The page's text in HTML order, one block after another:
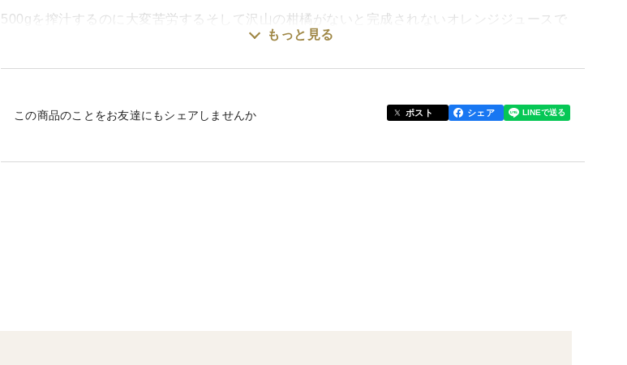
500gを搾汁するのに大変苦労するそして沢山の柑橘がないと完成されないオレンジジュースで
フレッシュなストレートジュースになっています。
もっと見る
この商品のことをお友達にもシェアしませんか ポスト シェア